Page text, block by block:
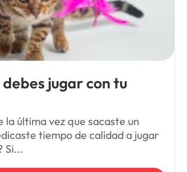
jugar con tu
la última vez que sacaste un
tiempo de calidad a jugar
Si...